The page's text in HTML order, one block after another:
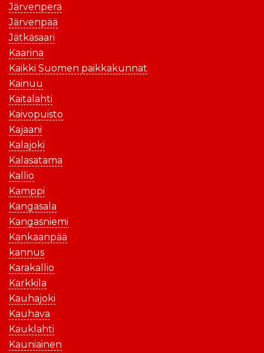
Järvenperä
Järvenpää
Jätkäsaari
Kaarina
Kaikki Suomen paikkakunnat
Kainuu
Kaitalahti
Kaivopuisto
Kajaani
Kalajoki
Kalasatama
Kallio
Kamppi
Kangasala
Kangasniemi
Kankaanpää
kannus
Karakallio
Karkkila
Kauhajoki
Kauhava
Kauklahti
Kauniainen